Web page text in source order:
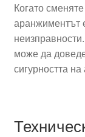
Когато
аранжиментът
може да
сигурността